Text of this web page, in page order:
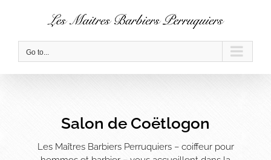
Go to...
Salon de Coëtlogon
Les Maîtres Barbiers Perruquiers – coiffeur pour